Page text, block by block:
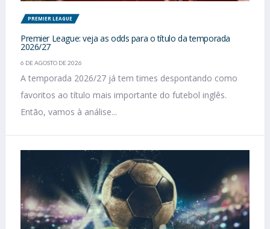
PREMIER LEAGUE
Premier League: veja as odds para o título da temporada
2026/27
6 DE AGOSTO DE 2026
A temporada 2026/27 já tem times despontando como
favoritos ao título mais importante do futebol inglês.
Então, vamos à análise...